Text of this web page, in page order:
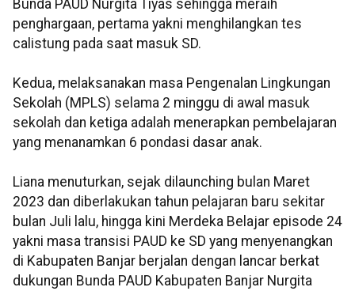
Bunda PAUD Nurgita Tiyas sehingga meraih
penghargaan, pertama yakni menghilangkan tes
calistung pada saat masuk SD.
Kedua, melaksanakan masa Pengenalan Lingkungan
Sekolah (MPLS) selama 2 minggu di awal masuk
sekolah dan ketiga adalah menerapkan pembelajaran
yang menanamkan 6 pondasi dasar anak.
Liana menuturkan, sejak dilaunching bulan Maret
2023 dan diberlakukan tahun pelajaran baru sekitar
bulan Juli lalu, hingga kini Merdeka Belajar episode 24
yakni masa transisi PAUD ke SD yang menyenangkan
di Kabupaten Banjar berjalan dengan lancar berkat
dukungan Bunda PAUD Kabupaten Banjar Nurgita